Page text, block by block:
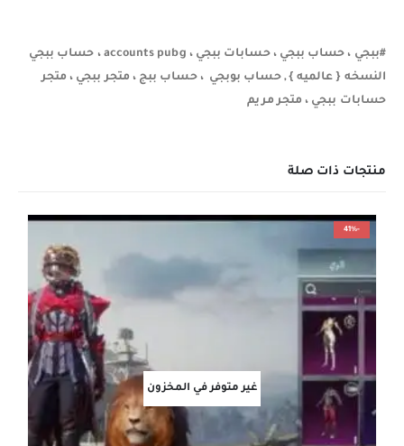
#ببجي ، حساب ببجي ، حسابات ببجي ، accounts pubg ، حساب ببجي
النسخه { عالميه } , حساب بوبجي ، حساب ببج ، متجر ببجي ، متجر
حسابات ببجي ، متجر مريم
منتجات ذات صلة
-41%
غير متوفر في المخزون